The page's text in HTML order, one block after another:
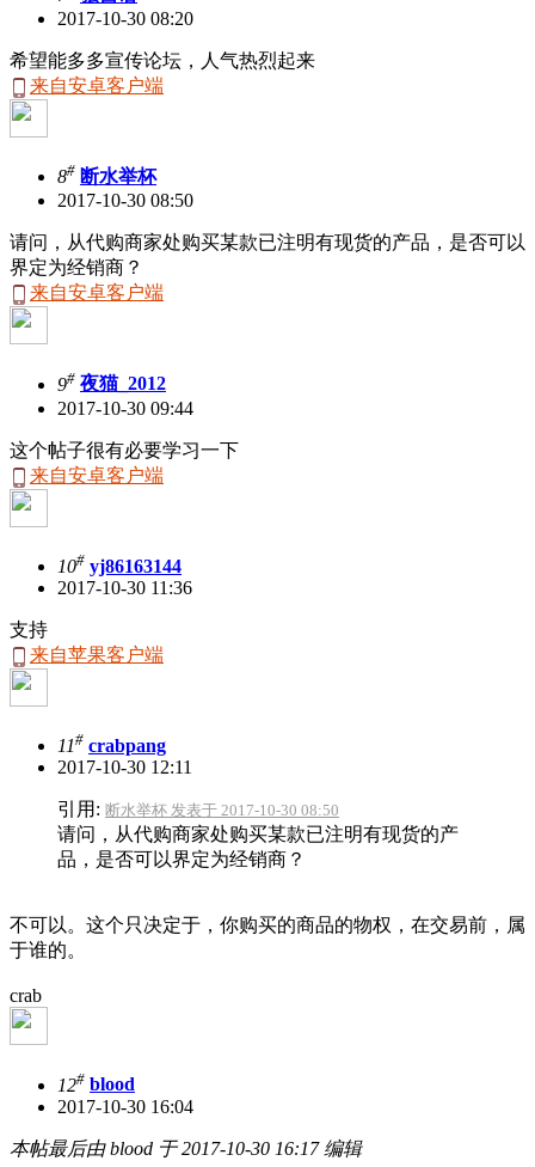
2017-10-30 08:20
希望能多多宣传论坛，人气热烈起来
来自安卓客户端
8# 断水举杯
2017-10-30 08:50
请问，从代购商家处购买某款已注明有现货的产品，是否可以
界定为经销商？
来自安卓客户端
9# 夜猫_2012
2017-10-30 09:44
这个帖子很有必要学习一下
来自安卓客户端
10# yj86163144
2017-10-30 11:36
支持
来自苹果客户端
11# crabpang
2017-10-30 12:11
引用: 断水举杯 发表于 2017-10-30 08:50
请问，从代购商家处购买某款已注明有现货的产
品，是否可以界定为经销商？
不可以。这个只决定于，你购买的商品的物权，在交易前，属
于谁的。
crab
12# blood
2017-10-30 16:04
本帖最后由 blood 于 2017-10-30 16:17 编辑